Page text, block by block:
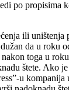
po propisima
ili uništenja
da u roku
toga u
štete. Ako je
u kompanija